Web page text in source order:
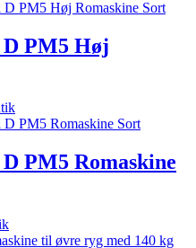
D PM5 Høj
PM5 Romaskine